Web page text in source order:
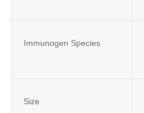
Immunogen Species
Size